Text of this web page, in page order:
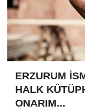
ERZURUM
HALK
ONARIM...